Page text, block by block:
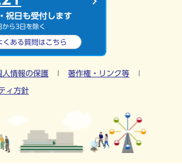
祝日も受付します
から3日を除く
くある質問はこちら
人情報の保護 著作権・リンク等
ィ方針